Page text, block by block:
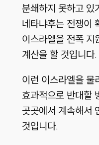
분쇄하지 못하고 있
네타냐후는 전쟁이
이스라엘을 전폭 지
계산을 할 것입니다.
이런 이스라엘을 물
효과적으로 반대할
곳곳에서 계속해서
것입니다.